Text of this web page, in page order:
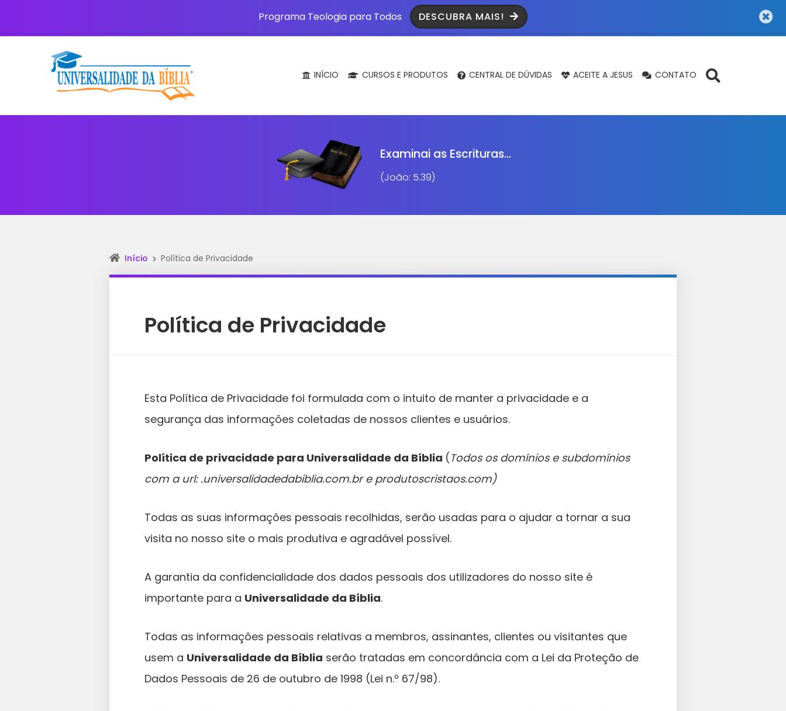
Programa Teologia para Todos DESCUBRA MAIS!
INÍCIO CURSOS E PRODUTOS CENTRAL DE DÚVIDAS ACEITE A JESUS CONTATO
Examinai as Escrituras...
(João: 5.39)
Início Política de Privacidade
Política de Privacidade
Esta Política de Privacidade foi formulada com o intuito de manter a privacidade e a
segurança das informações coletadas de nossos clientes e usuários.
Política de privacidade para Universalidade da Bíblia (Todos os domínios e subdomínios
com a url: .universalidadedabiblia.com.br e produtoscristaos.com)
Todas as suas informações pessoais recolhidas, serão usadas para o ajudar a tornar a sua
visita no nosso site o mais produtiva e agradável possível.
A garantia da confidencialidade dos dados pessoais dos utilizadores do nosso site é
importante para a Universalidade da Bíblia.
Todas as informações pessoais relativas a membros, assinantes, clientes ou visitantes que
usem a Universalidade da Bíblia serão tratadas em concordância com a Lei da Proteção de
Dados Pessoais de 26 de outubro de 1998 (Lei n.º 67/98).